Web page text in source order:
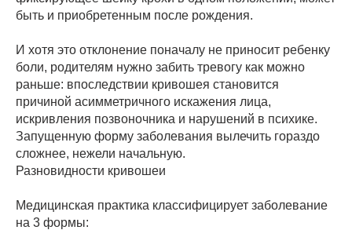
быть и приобретенным после рождения.
И хотя это отклонение поначалу не приносит ребенку
боли, родителям нужно забить тревогу как можно
раньше: впоследствии кривошея становится
причиной асимметричного искажения лица,
искривления позвоночника и нарушений в психике.
Запущенную форму заболевания вылечить гораздо
сложнее, нежели начальную.
Разновидности кривошеи
Медицинская практика классифицирует заболевание
на 3 формы: